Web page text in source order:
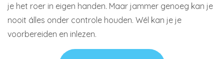
je het roer in eigen handen. Maar jammer genoeg kan je
nooit álles onder controle houden. Wél kan je je
voorbereiden en inlezen.